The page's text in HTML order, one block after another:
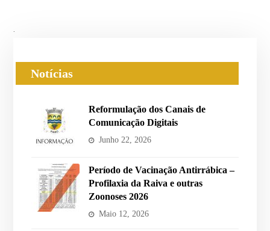
Notícias
Reformulação dos Canais de
Comunicação Digitais
Junho 22, 2026
Período de Vacinação Antirrábica –
Profilaxia da Raiva e outras
Zoonoses 2026
Maio 12, 2026